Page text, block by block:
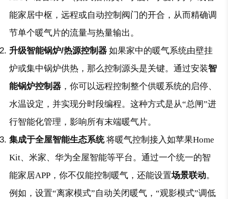
能家居中枢，远程或自动控制阀门的开合，从而精确调
节单个暖气片的流量与热量输出。
升级智能锅炉/热源控制器如果家中的暖气系统由壁挂
炉或集中锅炉供热，那么控制源头是关键。通过安装智
能锅炉控制器，你可以远程控制整个供暖系统的启停、
水温设定，并实现分时段编程。这种方式是从“总闸”进
行智能化管理，影响所有末端暖气片。
集成于全屋智能生态系统将暖气控制接入如苹果Home
Kit、 米家、 华为全屋智能等平台。通过一个统一的智
能家居APP，你不仅能控制暖气，还能设置场景联动。
例如，设置“离家模式”自动关闭暖气，“观影模式”调低